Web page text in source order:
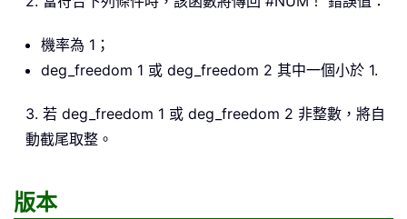
機率為 1；
deg_freedom 1 或 deg_freedom 2 其中一個小於 1.
3. 若 deg_freedom 1 或 deg_freedom 2 非整數，將自
動截尾取整。
版本